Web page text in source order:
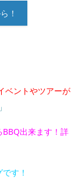
！
ベントやツアーが
BBQ出来ます！詳
す！